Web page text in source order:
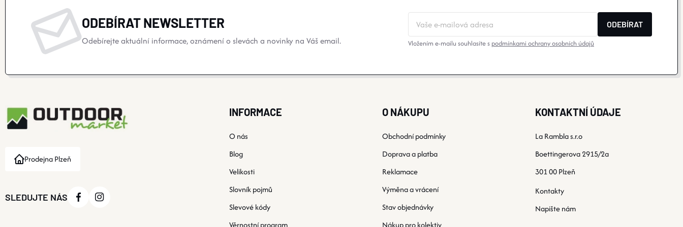
ODEBÍRAT NEWSLETTER
Odebírejte aktuální informace, oznámení o slevách a novinky na Váš email.
ODEBÍRAT
Vložením e-mailu souhlasíte s podmínkami ochrany osobních údajů
Prodejna Plzeň
SLEDUJTE NÁS
INFORMACE
O nás
Blog
Velikosti
Slovník pojmů
Slevové kódy
Věrnostní program
O NÁKUPU
Obchodní podmínky
Doprava a platba
Reklamace
Výměna a vrácení
Stav objednávky
Nákup pro kolektiv
KONTAKTNÍ ÚDAJE
La Rambla s.r.o
Boettingerova 2915/2a
301 00 Plzeň
Kontakty
Napište nám